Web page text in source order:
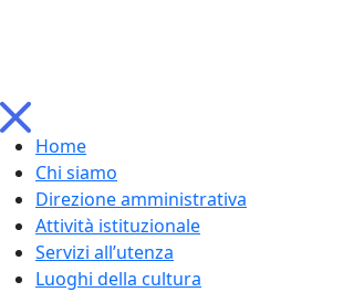
Home
Chi siamo
Direzione amministrativa
Attività istituzionale
Servizi all’utenza
Luoghi della cultura